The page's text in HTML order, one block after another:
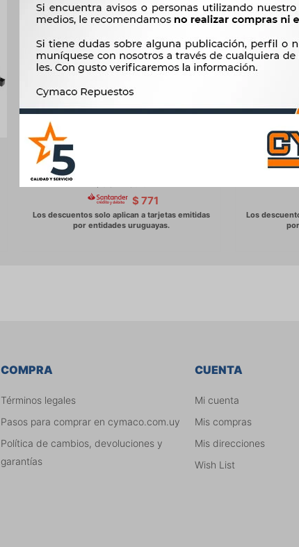
HERRAMIENTAS - PRENSA ESPIRALES
$ 771
COMPRA
Términos legales
Pasos para comprar en cymaco.com.uy
Política de cambios, devoluciones y
garantías
CUENTA
Mi cuenta
Mis compras
Mis direcciones
Wish List